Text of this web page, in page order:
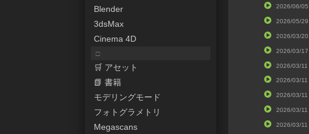
2026/06/05
2026/05/29
2026/03/20
2026/03/17
2026/03/11
2026/03/11
2026/03/11
2026/03/11
2026/03/11
Blender
3dsMax
Cinema 4D
□
🛒 アセット
📗 書籍
モデリングモード
フォトグラメトリ
Megascans